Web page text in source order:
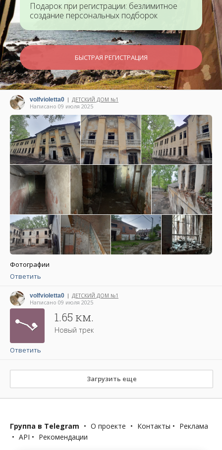
Подарок при регистрации: безлимитное
создание персональных подборок
БЫСТРАЯ РЕГИСТРАЦИЯ
volfvioletta0 | ДЕТСКИЙ ДОМ №1
Написано 09 июля 2025
Фотографии
Ответить
volfvioletta0 | ДЕТСКИЙ ДОМ №1
Написано 09 июля 2025
1.65 км.
Новый трек
Ответить
Загрузить еще
Группа в Telegram • О проекте • Контакты • Реклама
• API • Рекомендации